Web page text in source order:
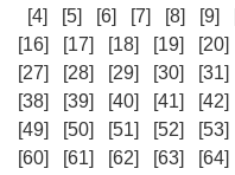
[4]
[5] [6] [7] [8] [9]
[16]
[17] [18] [19] [20]
[27]
[28] [29] [30] [31]
[38]
[39] [40] [41] [42]
[49]
[50] [51] [52] [53]
[60]
[61] [62] [63] [64]